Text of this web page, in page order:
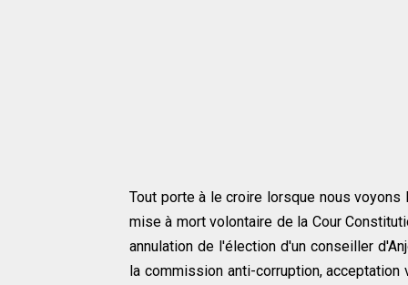
Tout porte à le croire lorsque nous
mise à mort volontaire de la Cour
annulation de l'élection d'un conseiller
la commission anti-corruption,